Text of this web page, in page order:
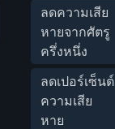
ลดความเสีย
หายจากศัตรู
ครึ่งหนึ่ง
ลดเปอร์เซ็นต์
ความเสีย
หาย